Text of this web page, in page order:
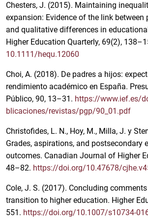
Chesters, J. (2015). Maintaining
expansion: Evidence of the link between
and qualitative differences in
Higher Education Quarterly, 69(2),
10.1111/hequ.12060
Choi, A. (2018). De padres a hijos:
rendimiento académico en España.
Público, 90, 13–31. https://www.ief.es/
blicaciones/revistas/pgp/90_01.pdf
Christofides, L. N., Hoy, M., Milla, J. y
Grades, aspirations, and postsecondary
outcomes. Canadian Journal of Higher
48–82. https://doi.org/10.47678/
Cole, J. S. (2017). Concluding
transition to higher education. Higher
551. https://doi.org/10.1007/s10734-